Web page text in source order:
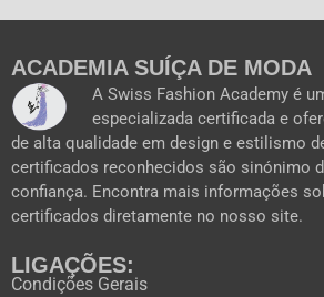
e
o
o
k
t
b
e
t
g
r
a
m
w
t
t
e
r
ACADEMIA SUÍÇA DE MODA
A Swiss Fashion Academy é
especializada certificada e
de alta qualidade em design e estilismo
certificados reconhecidos são sinónimo
confiança. Encontra mais informações
certificados diretamente no nosso site.
LIGAÇÕES:
Condições Gerais